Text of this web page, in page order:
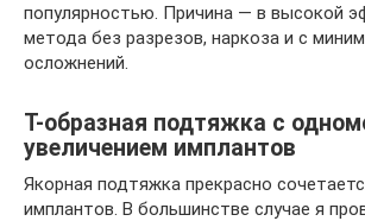
популярностью. Причина — в высокой
метода без разрезов, наркоза и с
осложнений.
Т-образная подтяжка с
увеличением имплантов
Якорная подтяжка прекрасно
имплантов. В большинстве случае я